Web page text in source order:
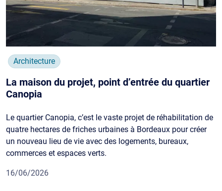
Architecture
La maison du projet, point d’entrée du quartier
Canopia
Le quartier Canopia, c’est le vaste projet de réhabilitation de
quatre hectares de friches urbaines à Bordeaux pour créer
un nouveau lieu de vie avec des logements, bureaux,
commerces et espaces verts.
16/06/2026